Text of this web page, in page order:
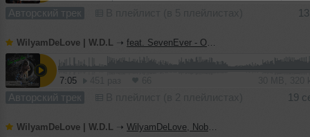
Авторский трек
WilyamDeLove | W.D.L ➝ feat. SevenEver - One More Time (Original Mix) | Deep Strips
7:05
Авторский трек 19
WilyamDeLove | W.D.L ➝ WilyamDeLove, Nobe - Mercury (Original Mix) | BEDROOM Muzik